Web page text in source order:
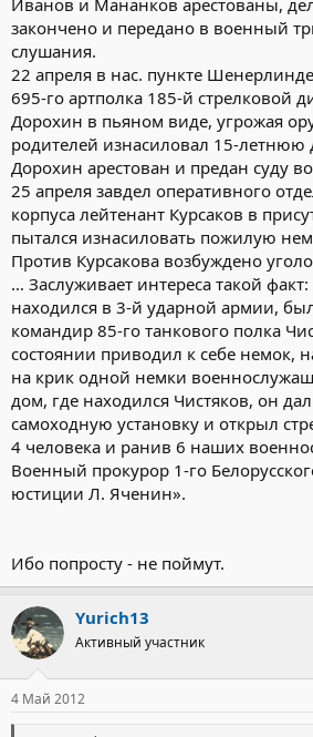
закончено и передано в военный
слушания.
22 апреля в нас. пункте
695-го артполка 185-й стрелковой
Дорохин в пьяном виде, угрожая
родителей изнасиловал 15-летнюю
Дорохин арестован и предан суду
25 апреля завдел оперативного
корпуса лейтенант Курсаков в
пытался изнасиловать пожилую
Против Курсакова возбуждено
… Заслуживает интереса такой
находился в 3-й ударной армии,
командир 85-го танкового полка
состоянии приводил к себе немок,
на крик одной немки
дом, где находился Чистяков, он
самоходную установку и открыл
4 человека и ранив 6 наших
Военный прокурор 1-го
юстиции Л. Яченин».
Ибо попросту - не поймут.
Yurich13
Активный участник
4 Май 2012